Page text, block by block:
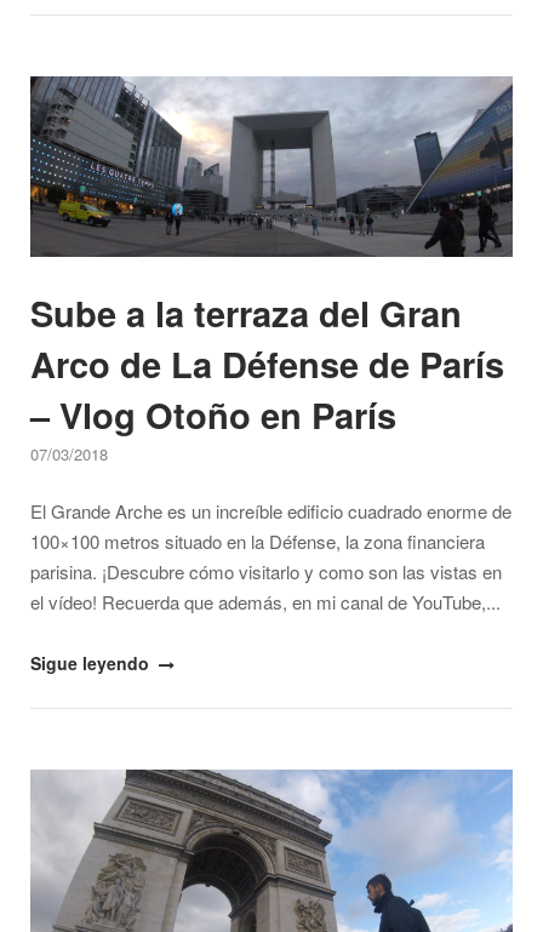
a
primera
fila
para
ver
Lisa
–
Vlog
en
París"
Open post
Sube a la terraza del Gran
Arco de La Défense de París
– Vlog Otoño en París
07/03/2018
El Grande Arche es un increíble edificio cuadrado enorme de
100×100 metros situado en la Défense, la zona financiera
parisina. ¡Descubre cómo visitarlo y como son las vistas en
el vídeo! Recuerda que además, en mi canal de YouTube,...
"Sube
de
Sigue leyendo
Open post